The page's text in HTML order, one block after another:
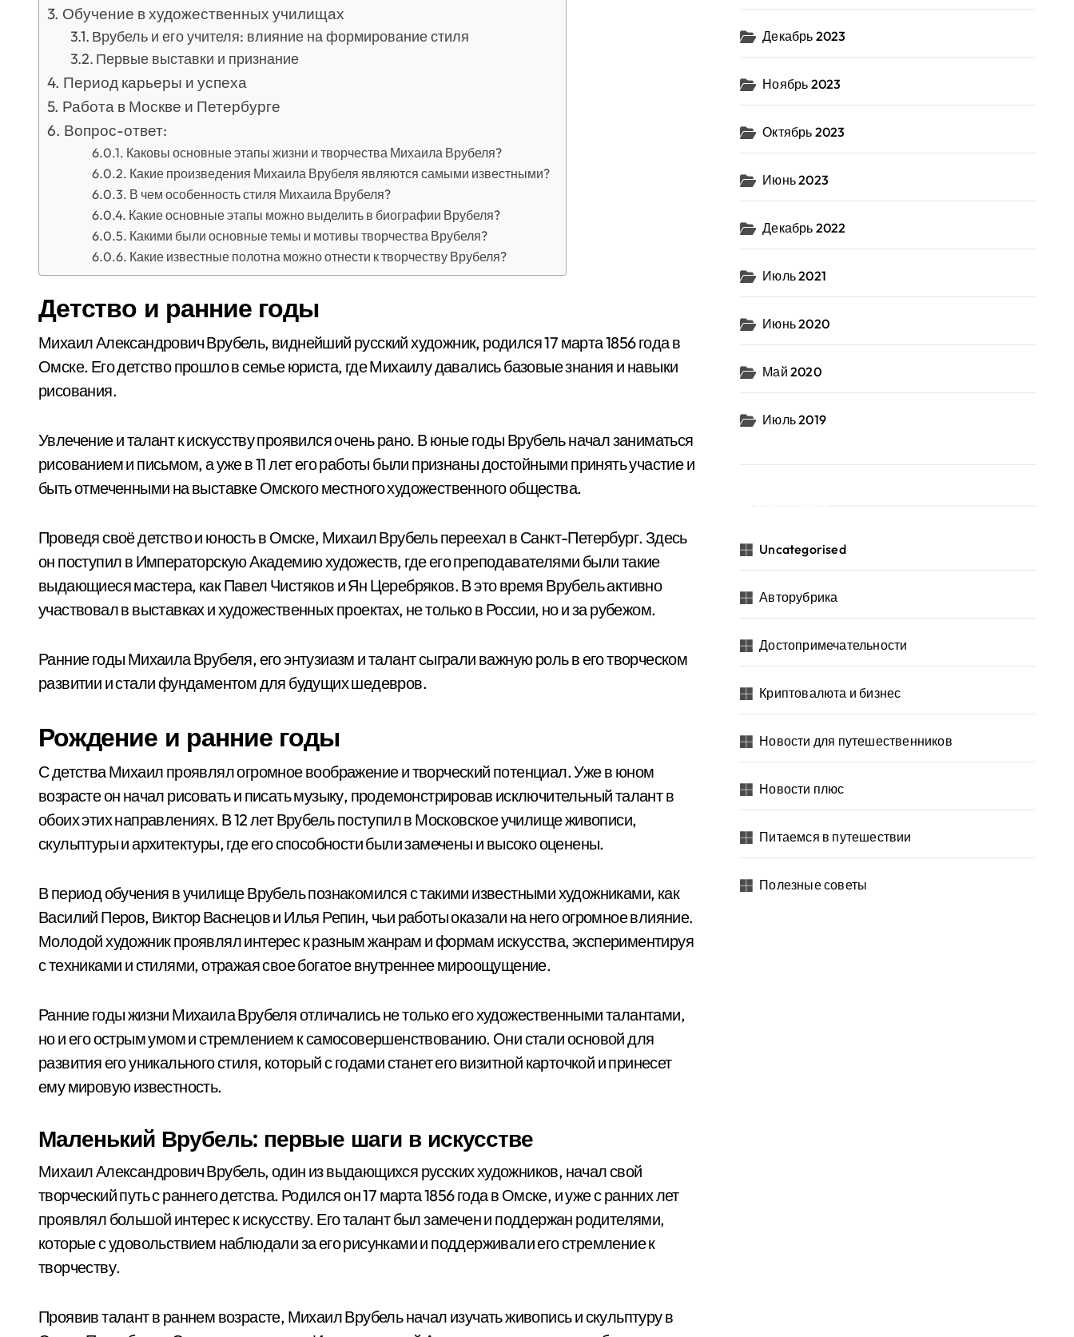
Обучение в художественных училищах
Врубель и его учителя: влияние на формирование стиля
Первые выставки и признание
Период карьеры и успеха
Работа в Москве и Петербурге
Вопрос-ответ:
Каковы основные этапы жизни и творчества Михаила Врубеля?
Какие произведения Михаила Врубеля являются самыми известными?
В чем особенность стиля Михаила Врубеля?
Какие основные этапы можно выделить в биографии Врубеля?
Какими были основные темы и мотивы творчества Врубеля?
Какие известные полотна можно отнести к творчеству Врубеля?
Детство и ранние годы
Михаил Александрович Врубель, виднейший русский художник, родился 17 марта 1856 года в
Омске. Его детство прошло в семье юриста, где Михаилу давались базовые знания и навыки
рисования.
Увлечение и талант к искусству проявился очень рано. В юные годы Врубель начал заниматься
рисованием и письмом, а уже в 11 лет его работы были признаны достойными принять участие и
быть отмеченными на выставке Омского местного художественного общества.
Проведя своё детство и юность в Омске, Михаил Врубель переехал в Санкт-Петербург. Здесь
он поступил в Императорскую Академию художеств, где его преподавателями были такие
выдающиеся мастера, как Павел Чистяков и Ян Церебряков. В это время Врубель активно
участвовал в выставках и художественных проектах, не только в России, но и за рубежом.
Ранние годы Михаила Врубеля, его энтузиазм и талант сыграли важную роль в его творческом
развитии и стали фундаментом для будущих шедевров.
Рождение и ранние годы
С детства Михаил проявлял огромное воображение и творческий потенциал. Уже в юном
возрасте он начал рисовать и писать музыку, продемонстрировав исключительный талант в
обоих этих направлениях. В 12 лет Врубель поступил в Московское училище живописи,
скульптуры и архитектуры, где его способности были замечены и высоко оценены.
В период обучения в училище Врубель познакомился с такими известными художниками, как
Василий Перов, Виктор Васнецов и Илья Репин, чьи работы оказали на него огромное влияние.
Молодой художник проявлял интерес к разным жанрам и формам искусства, экспериментируя
с техниками и стилями, отражая свое богатое внутреннее мироощущение.
Ранние годы жизни Михаила Врубеля отличались не только его художественными талантами,
но и его острым умом и стремлением к самосовершенствованию. Они стали основой для
развития его уникального стиля, который с годами станет его визитной карточкой и принесет
ему мировую известность.
Маленький Врубель: первые шаги в искусстве
Михаил Александрович Врубель, один из выдающихся русских художников, начал свой
творческий путь с раннего детства. Родился он 17 марта 1856 года в Омске, и уже с ранних лет
проявлял большой интерес к искусству. Его талант был замечен и поддержан родителями,
которые с удовольствием наблюдали за его рисунками и поддерживали его стремление к
творчеству.
Проявив талант в раннем возрасте, Михаил Врубель начал изучать живопись и скульптуру в
Декабрь 2023
Ноябрь 2023
Октябрь 2023
Июнь 2023
Декабрь 2022
Июль 2021
Июнь 2020
Май 2020
Июль 2019
Uncategorised
Авторубрика
Достопримечательности
Криптовалюта и бизнес
Новости для путешественников
Новости плюс
Питаемся в путешествии
Полезные советы